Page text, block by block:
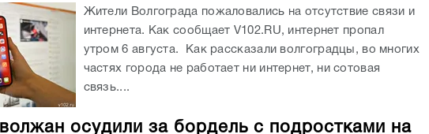
Жители Волгограда пожаловались на отсутствие связи и
интернета. Как сообщает V102.RU, интернет пропал
утром 6 августа. Как рассказали волгоградцы, во многих
частях города не работает ни интернет, ни сотовая
связь....
осудили за бордель с подростками на